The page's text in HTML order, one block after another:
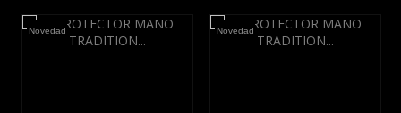
Novedad Novedad